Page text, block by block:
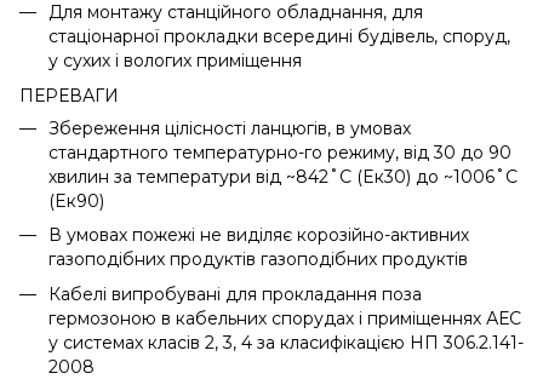
Для монтажу станційного обладнання, для
стаціонарної прокладки всередині будівель, споруд,
у сухих і вологих приміщення
ПЕРЕВАГИ
Збереження цілісності ланцюгів, в умовах
стандартного температурно-го режиму, від 30 до 90
хвилин за температури від ~842˚С (Eк30) до ~1006˚С
(Eк90)
В умовах пожежі не виділяє корозійно-активних
газоподібних продуктів газоподібних продуктів
Кабелі випробувані для прокладання поза
гермозоною в кабельних спорудах і приміщеннях АЕС
у системах класів 2, 3, 4 за класифікацією НП 306.2.141-
2008